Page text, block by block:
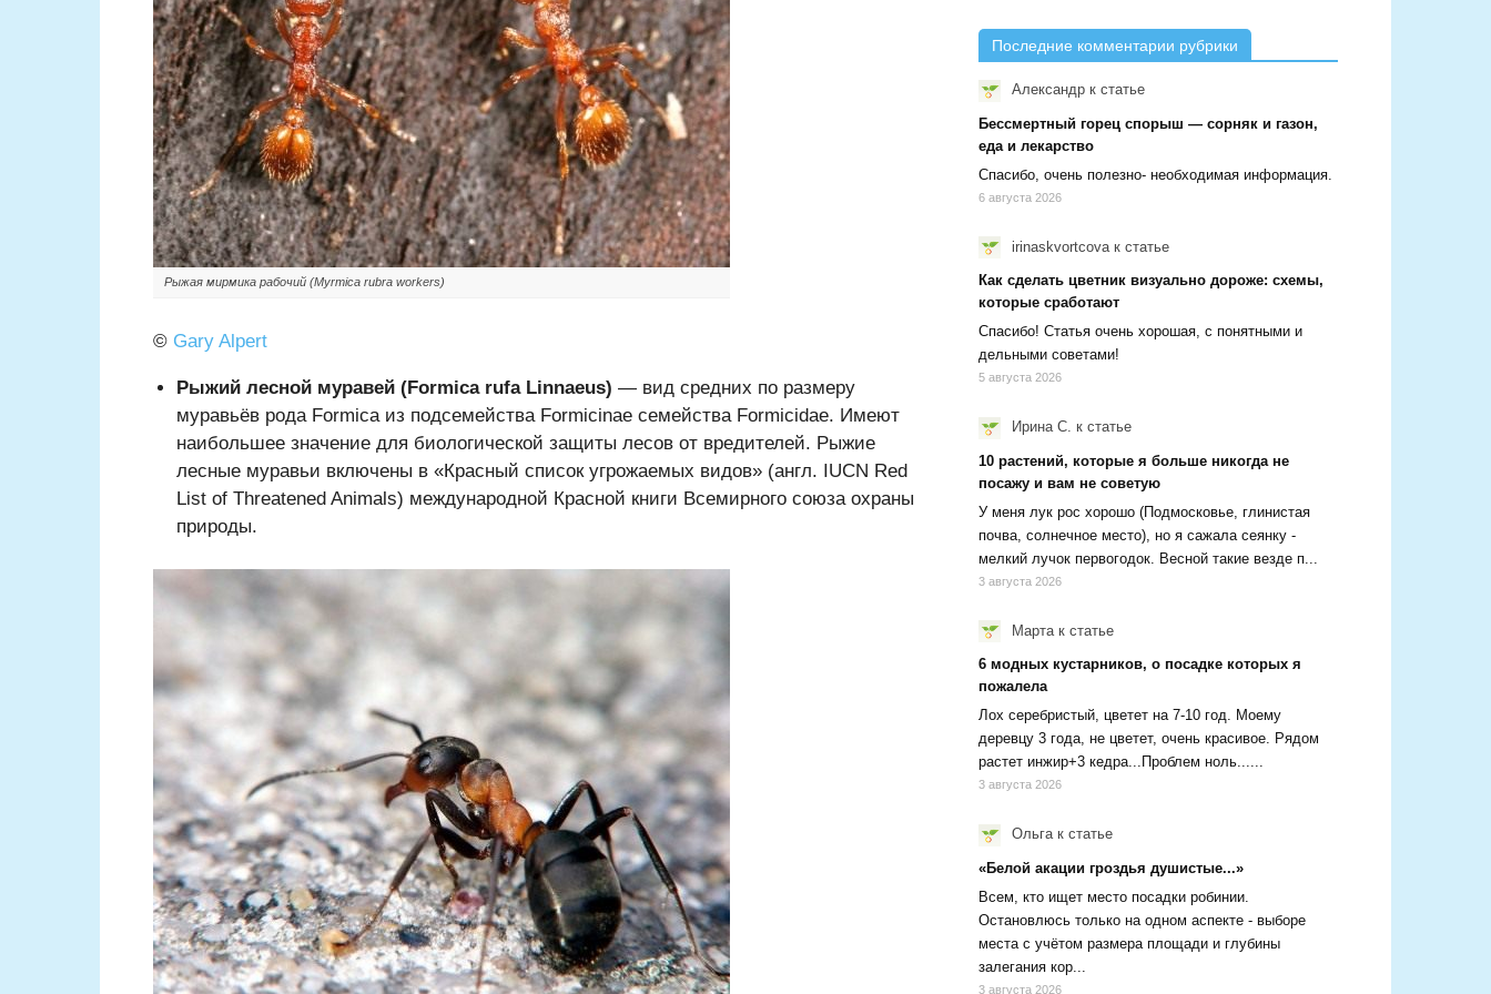
Рыжая мирмика рабочий (Myrmica rubra workers)
© Gary Alpert
Рыжий лесной муравей (Formica rufa Linnaeus) — вид средних по размеру
муравьёв рода Formica из подсемейства Formicinae семейства Formicidae. Имеют
наибольшее значение для биологической защиты лесов от вредителей. Рыжие
лесные муравьи включены в «Красный список угрожаемых видов» (англ. IUCN Red
List of Threatened Animals) международной Красной книги Всемирного союза охраны
природы.
Последние комментарии рубрики
Александр к статье
Бессмертный горец спорыш — сорняк и газон,
еда и лекарство
Спасибо, очень полезно- необходимая информация.
6 августа 2026
irinaskvortcova к статье
Как сделать цветник визуально дороже: схемы,
которые сработают
Спасибо! Статья очень хорошая, с понятными и
дельными советами!
5 августа 2026
Ирина С. к статье
10 растений, которые я больше никогда не
посажу и вам не советую
У меня лук рос хорошо (Подмосковье, глинистая
почва, солнечное место), но я сажала сеянку -
мелкий лучок первогодок. Весной такие везде п...
3 августа 2026
Марта к статье
6 модных кустарников, о посадке которых я
пожалела
Лох серебристый, цветет на 7-10 год. Моему
деревцу 3 года, не цветет, очень красивое. Рядом
растет инжир+3 кедра...Проблем ноль......
3 августа 2026
Ольгак статье
«Белой акации гроздья душистые...»
Всем, кто ищет место посадки робинии.
Остановлюсь только на одном аспекте - выборе
места с учётом размера площади и глубины
залегания кор...
3 августа 2026